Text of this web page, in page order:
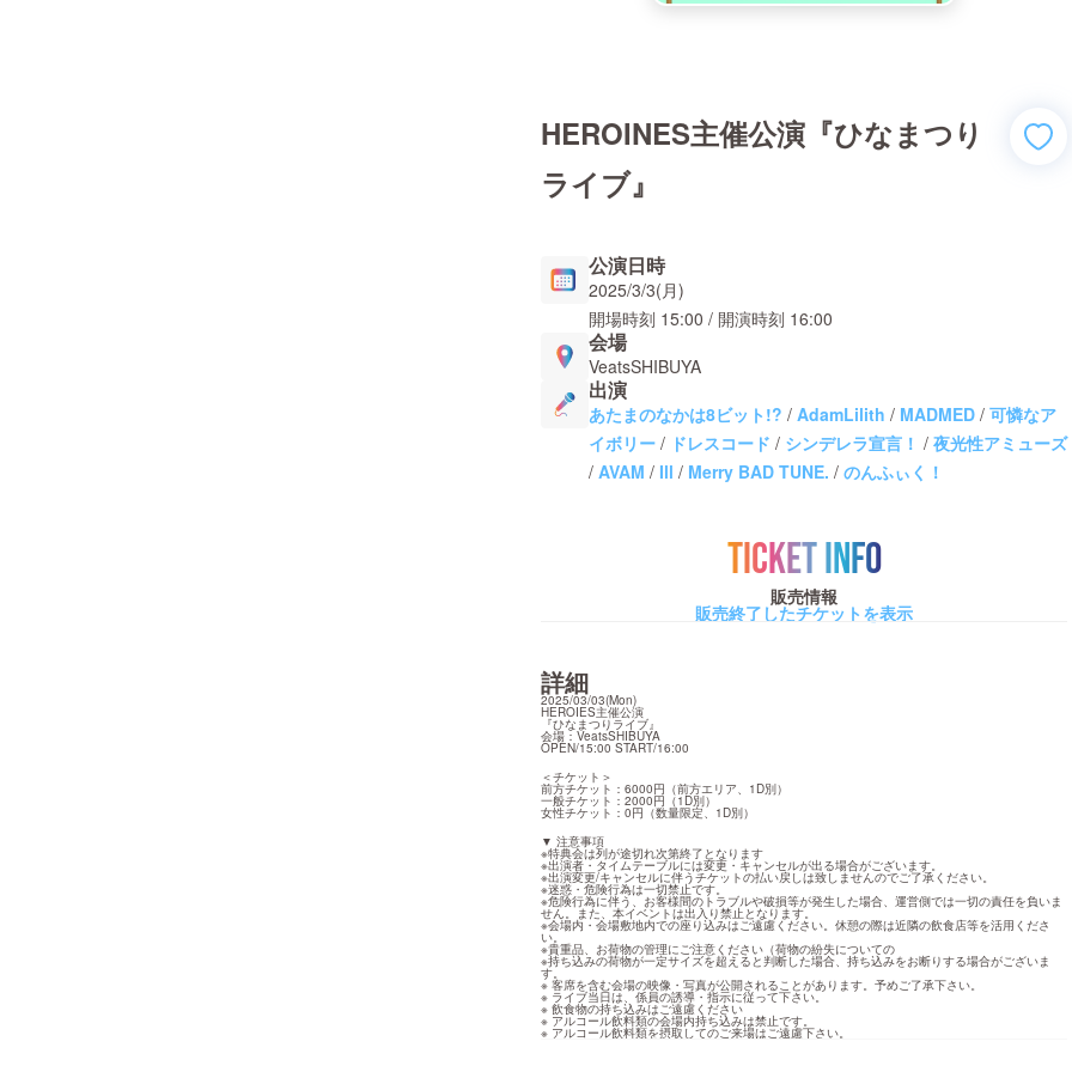
HEROINES主催公演『ひなまつり
ライブ』
公演日時
2025/3/3(月)
開場時刻 15:00 / 開演時刻 16:00
会場
VeatsSHIBUYA
出演
あたまのなかは8ビット!? / AdamLilith / MADMED / 可憐なア
イボリー / ドレスコード / シンデレラ宣言！ / 夜光性アミューズ
/ AVAM / Ill / Merry BAD TUNE. / のんふぃく！
TICKET INFO
販売情報
販売終了したチケットを表示
詳細
2025/03/03(Mon)
HEROIES主催公演
『ひなまつりライブ』
会場：VeatsSHIBUYA
OPEN/15:00 START/16:00
＜チケット＞
前方チケット：6000円（前方エリア、1D別）
一般チケット：2000円（1D別）
女性チケット：0円（数量限定、1D別）
▼ 注意事項
※特典会は列が途切れ次第終了となります
※出演者・タイムテーブルには変更・キャンセルが出る場合がございます。
※出演変更/キャンセルに伴うチケットの払い戻しは致しませんのでご了承ください。
※迷惑・危険行為は一切禁止です。
※危険行為に伴う、お客様間のトラブルや破損等が発生した場合、運営側では一切の責任を負いま
せん。また、本イベントは出入り禁止となります。
※会場内・会場敷地内での座り込みはご遠慮ください。休憩の際は近隣の飲食店等を活用くださ
い。
※貴重品、お荷物の管理にご注意ください（荷物の紛失についての
※持ち込みの荷物が一定サイズを超えると判断した場合、持ち込みをお断りする場合がございま
す。
※ 客席を含む会場の映像・写真が公開されることがあります。予めご了承下さい。
※ ライブ当日は、係員の誘導・指示に従って下さい。
※ 飲食物の持ち込みはご遠慮ください
※ アルコール飲料類の会場内持ち込みは禁止です。
※ アルコール飲料類を摂取してのご来場はご遠慮下さい。